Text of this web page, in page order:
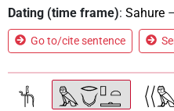
Dating (time frame): Sahure –
Go to/cite sentence